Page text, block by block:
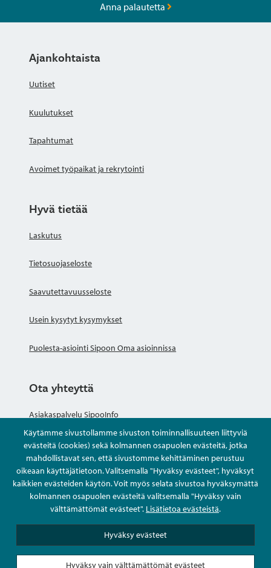
Käytämme sivustollamme sivuston toiminnallisuuteen liittyviä
evästeitä (cookies) sekä kolmannen osapuolen evästeitä, jotka
mahdollistavat sen, että sivustomme kehittäminen perustuu
oikeaan käyttäjätietoon. Valitsemalla "Hyväksy evästeet", hyväksyt
kaikkien evästeiden käytön. Voit myös selata sivustoa hyväksymättä
kolmannen osapuolen evästeitä valitsemalla "Hyväksy vain
välttämättömät evästeet". Lisätietoa evästeistä.
Hyväksy evästeet
Hyväksy vain välttämättömät evästeet
Anna palautetta
Ajankohtaista
Uutiset
Kuulutukset
Tapahtumat
Avoimet työpaikat ja rekrytointi
Hyvä tietää
Laskutus
Tietosuojaseloste
Saavutettavuusseloste
Usein kysytyt kysymykset
Puolesta-asiointi Sipoon Oma asioinnissa
Ota yhteyttä
Asiakaspalvelu SipooInfo
Anna palautetta nimettömästi
Kysy tai asioi
Yhteystiedot